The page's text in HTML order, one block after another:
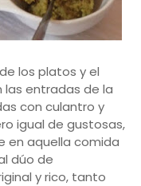
los platos y el
las entradas de la
con culantro y
igual de gustosas,
en aquella comida
dúo de
y rico, tanto